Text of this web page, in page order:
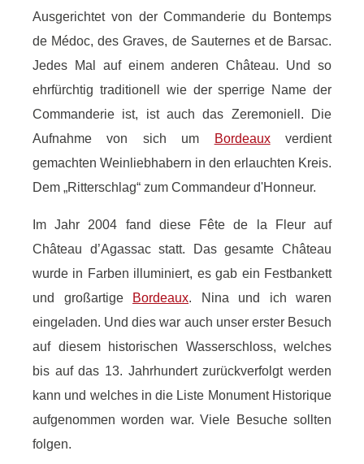
Ausgerichtet von der Commanderie du Bontemps
de Médoc, des Graves, de Sauternes et de Barsac.
Jedes Mal auf einem anderen Château. Und so
ehrfürchtig traditionell wie der sperrige Name der
Commanderie ist, ist auch das Zeremoniell. Die
Aufnahme von sich um
Bordeauxverdient
gemachten Weinliebhabern in den erlauchten Kreis.
Dem „Ritterschlag“ zum Commandeur d'Honneur.
Im Jahr 2004 fand diese Fête de la Fleur auf
Château d’Agassac statt. Das gesamte Château
wurde in Farben illuminiert, es gab ein Festbankett
und großartige
Bordeaux. Nina und ich waren
eingeladen. Und dies war auch unser erster Besuch
auf diesem historischen Wasserschloss, welches
bis auf das 13. Jahrhundert zurückverfolgt werden
kann und welches in die Liste Monument Historique
aufgenommen worden war. Viele Besuche sollten
folgen.